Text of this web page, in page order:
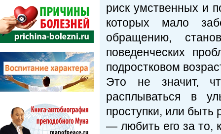
риск умственных и
которых мало
обращению,
поведенческих
подростковом
Это не значит,
расплываться в
проступки, или быть
— любить его за то,